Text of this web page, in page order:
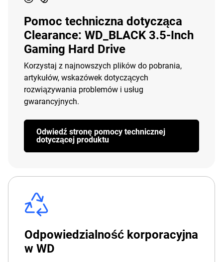
Pomoc techniczna dotycząca
Clearance: WD_BLACK 3.5-Inch
Gaming Hard Drive
Korzystaj z najnowszych plików do pobrania,
artykułów, wskazówek dotyczących
rozwiązywania problemów i usług
gwarancyjnych.
Odwiedź stronę pomocy technicznej
dotyczącej produktu
Odpowiedzialność korporacyjna
w WD